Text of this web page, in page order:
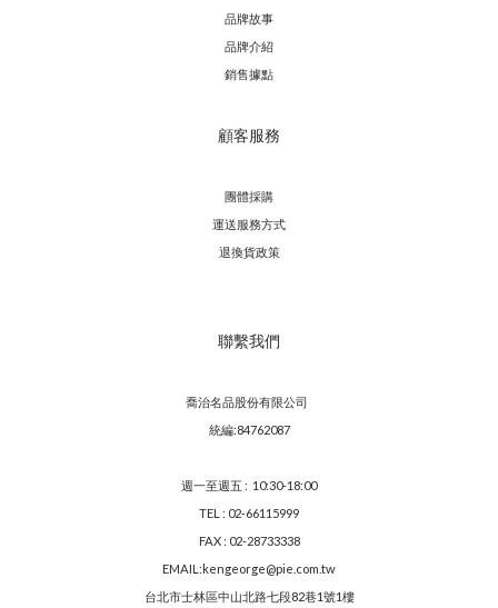
品牌故事
品牌介紹
銷售據點
顧客服務
團體採購
運送服務方式
退換貨政策
聯繫我們
喬治名品股份有限公司
統編:84762087
週一至週五 : 10:30-18:00
TEL : 02-66115999
FAX : 02-28733338
EMAIL:kengeorge@pie.com.tw
台北市士林區中山北路七段82巷1號1樓